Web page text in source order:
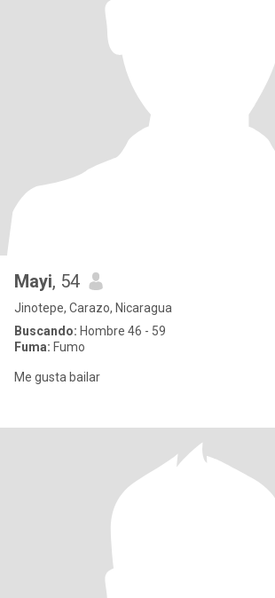
Mayi, 54
Jinotepe, Carazo, Nicaragua
Buscando: Hombre 46 - 59
Fuma: Fumo
Me gusta bailar